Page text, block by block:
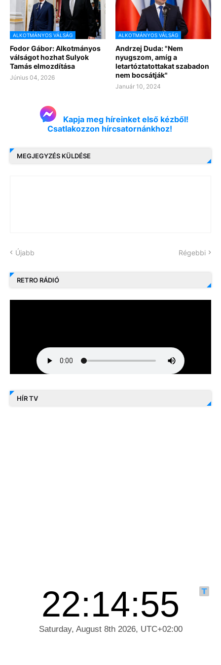
ALKOTMÁNYOS VÁLSÁG
Fodor Gábor: Alkotmányos
válságot hozhat Sulyok
Tamás elmozdítása
Június 04, 2026
ALKOTMÁNYOS VÁLSÁG
Andrzej Duda: "Nem
nyugszom, amíg a
letartóztatottakat szabadon
nem bocsátják"
Január 10, 2024
Kapja meg híreinket első kézből!
Csatlakozzon hírcsatornánkhoz!
MEGJEGYZÉS KÜLDÉSE
Újabb Régebbi
RETRO RÁDIÓ
HÍR TV